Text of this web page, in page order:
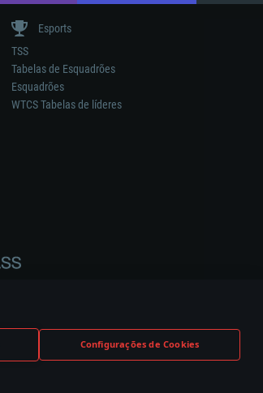
Configurações de Cookies
Esports
TSS
Tabelas de Esquadrões
Esquadrões
WTCS Tabelas de líderes